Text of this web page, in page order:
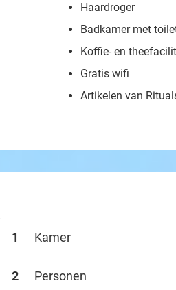
Haardroger
Badkamer met
Koffie- en
Gratis wifi
Artikelen van
1 Kamer
2 Personen